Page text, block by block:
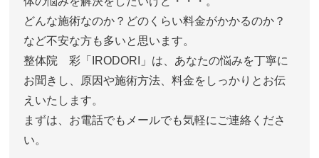
どんな施術なのか？どのくらい料金がかかるのか？
など不安な方も多いと思います。
整体院 彩「IRODORI」は、あなたの悩みを丁寧に
お聞きし、原因や施術方法、料金をしっかりとお伝
えいたします。
まずは、お電話でもメールでも気軽にご連絡くださ
い。